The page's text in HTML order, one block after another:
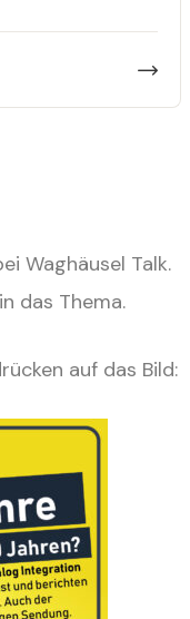
Waghäusel Talk.
das Thema.
auf das Bild: